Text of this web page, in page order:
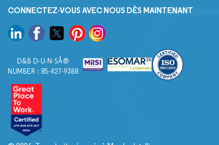
CONNECTEZ-VOUS AVEC NOUS DÈS MAINTENANT
D&B D-U-N-SÂ®
NUMBER : 85-427-9388